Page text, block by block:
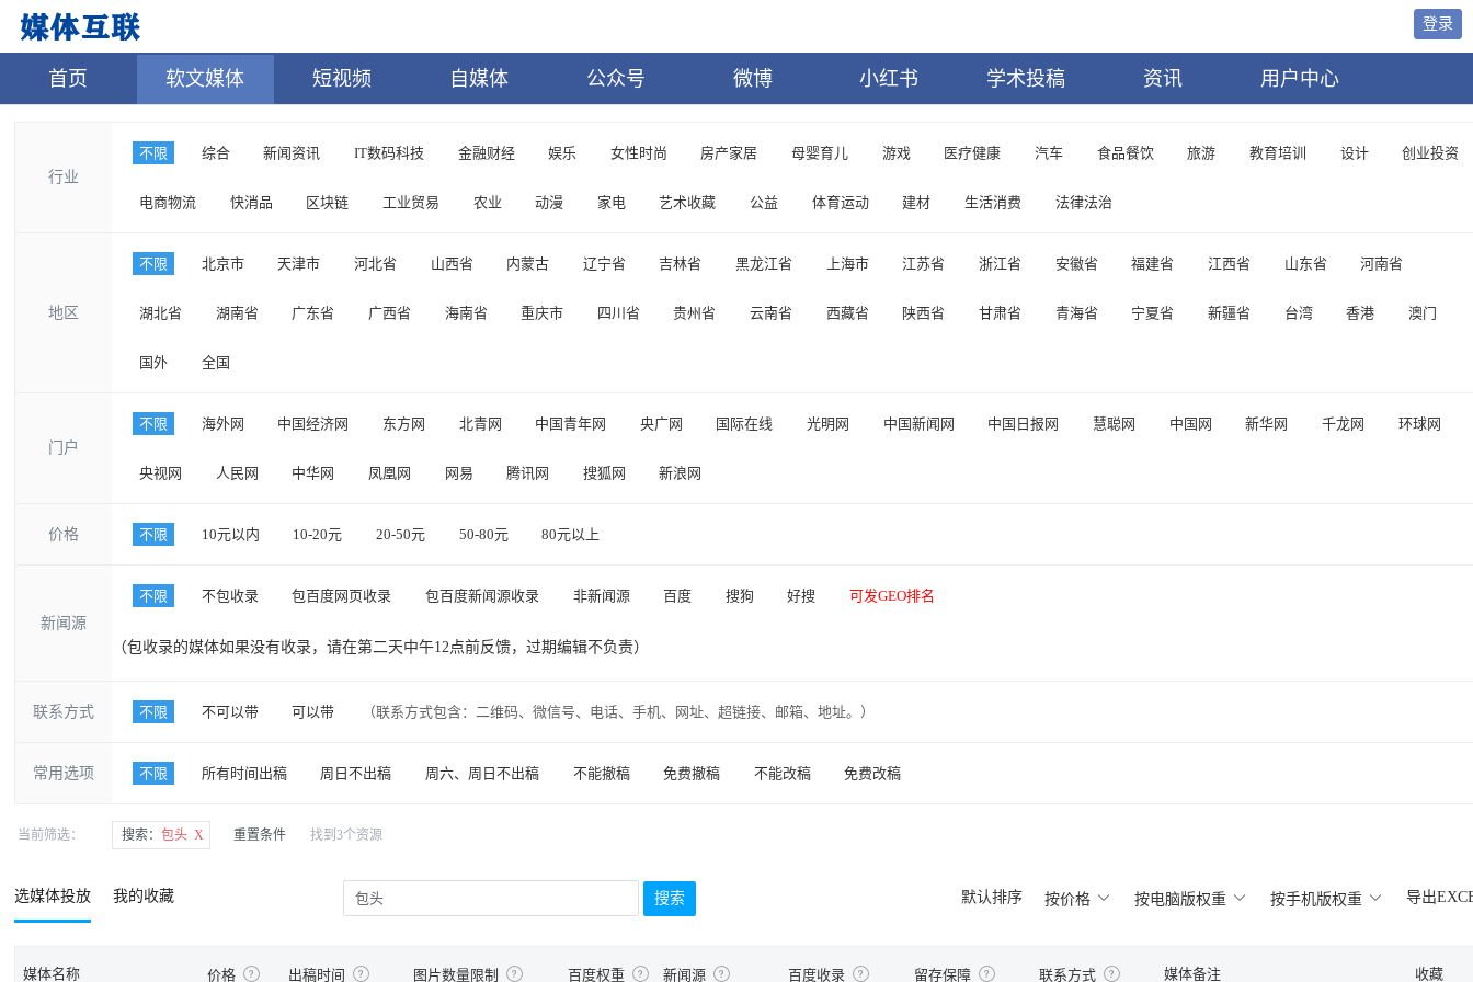
登录
首页 软文媒体 短视频 自媒体 公众号 微博 小红书 学术投稿 资讯 用户中心
行业
不限 综合 新闻资讯 IT数码科技 金融财经 娱乐 女性时尚 房产家居 母婴育儿 游戏 医疗健康 汽车 食品餐饮 旅游 教育培训 设计 创业投资
电商物流 快消品 区块链 工业贸易 农业 动漫 家电 艺术收藏 公益 体育运动 建材 生活消费 法律法治
地区
不限 北京市 天津市 河北省 山西省 内蒙古 辽宁省 吉林省 黑龙江省 上海市 江苏省 浙江省 安徽省 福建省 江西省 山东省 河南省
湖北省 湖南省 广东省 广西省 海南省 重庆市 四川省 贵州省 云南省 西藏省 陕西省 甘肃省 青海省 宁夏省 新疆省 台湾 香港 澳门
国外 全国
门户
不限 海外网 中国经济网 东方网 北青网 中国青年网 央广网 国际在线 光明网 中国新闻网 中国日报网 慧聪网 中国网 新华网 千龙网 环球网
央视网 人民网 中华网 凤凰网 网易 腾讯网 搜狐网 新浪网
价格 不限 10元以内 10-20元 20-50元 50-80元 80元以上
新闻源
不限 不包收录 包百度网页收录 包百度新闻源收录 非新闻源 百度 搜狗 好搜 可发GEO排名
（包收录的媒体如果没有收录，请在第二天中午12点前反馈，过期编辑不负责）
联系方式 不限 不可以带 可以带 （联系方式包含：二维码、微信号、电话、手机、网址、超链接、邮箱、地址。）
常用选项 不限 所有时间出稿 周日不出稿 周六、周日不出稿 不能撤稿 免费撤稿 不能改稿 免费改稿
当前筛选： 搜索：包头 X 重置条件 找到3个资源
选媒体投放 我的收藏 默认排序 按价格 按电脑版权重 按手机版权重 导出
媒体名称 价格 出稿时间 图片数量限制 百度权重 新闻源 百度收录 留存保障 联系方式 媒体备注 收藏